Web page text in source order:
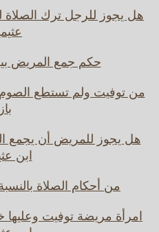
هل يجوز للرجل ترك الصلاة
حكم جمع المريض
من توفيت ولم تستطع
باز
هل يجوز للمريض أن يجمع
ابن
من أحكام الصلاة
امرأة مريضة توفيت